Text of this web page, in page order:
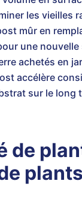
les vieilles
mûr en
une nouvelle
achetés en
accélère
sur le long
de